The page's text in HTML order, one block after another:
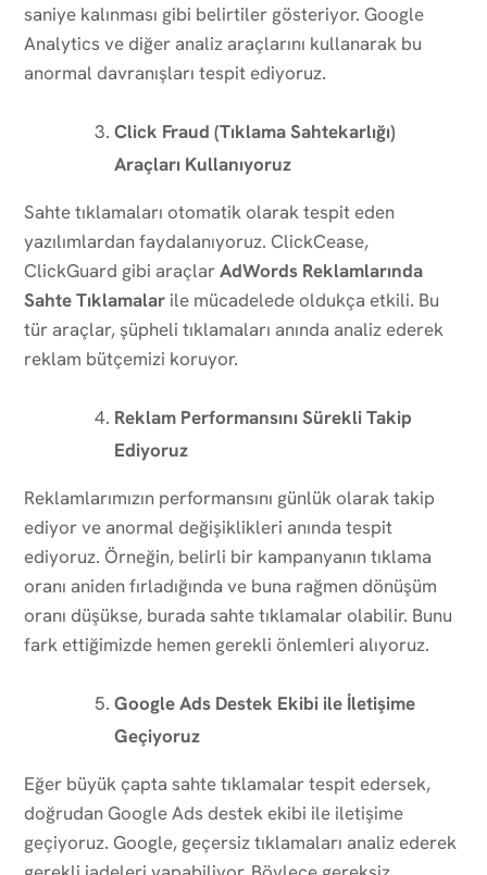
saniye kalınması gibi belirtiler gösteriyor. Google
Analytics ve diğer analiz araçlarını kullanarak bu
anormal davranışları tespit ediyoruz.
Click Fraud (Tıklama Sahtekarlığı)
Araçları Kullanıyoruz
Sahte tıklamaları otomatik olarak tespit eden
yazılımlardan faydalanıyoruz. ClickCease,
ClickGuard gibi araçlarAdWords Reklamlarında
Sahte Tıklamalar ile mücadelede oldukça etkili. Bu
tür araçlar, şüpheli tıklamaları anında analiz ederek
reklam bütçemizi koruyor.
Reklam Performansını Sürekli Takip
Ediyoruz
Reklamlarımızın performansını günlük olarak takip
ediyor ve anormal değişiklikleri anında tespit
ediyoruz. Örneğin, belirli bir kampanyanın tıklama
oranı aniden fırladığında ve buna rağmen dönüşüm
oranı düşükse, burada sahte tıklamalar olabilir. Bunu
fark ettiğimizde hemen gerekli önlemleri alıyoruz.
Google Ads Destek Ekibi ile İletişime
Geçiyoruz
Eğer büyük çapta sahte tıklamalar tespit edersek,
doğrudan Google Ads destek ekibi ile iletişime
geçiyoruz. Google, geçersiz tıklamaları analiz ederek